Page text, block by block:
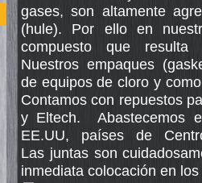
gases, son altamente
(hule). Por ello en
compuesto que
Nuestros empaques
de equipos de cloro y
Contamos con repuestos
y Eltech. Abastecemos
EE.UU, países de
Las juntas son
inmediata colocación en